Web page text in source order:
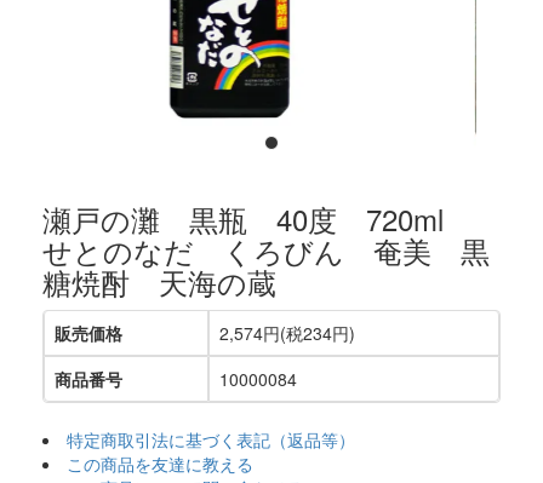
瀬戸の灘 黒瓶 40度 720ml
せとのなだ くろびん 奄美 黒
糖焼酎 天海の蔵
販売価格
2,574円(税234円)
商品番号
10000084
特定商取引法に基づく表記（返品等）
この商品を友達に教える